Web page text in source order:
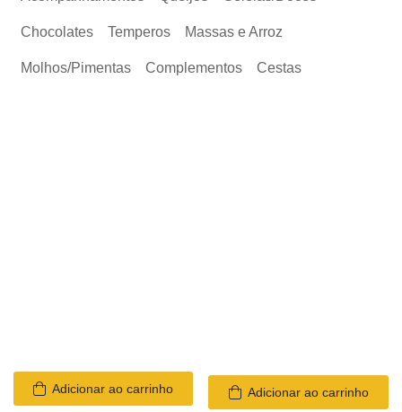
Chocolates Temperos Massas e Arroz
Molhos/Pimentas Complementos Cestas
Adicionar ao carrinho Adicionar ao carrinho